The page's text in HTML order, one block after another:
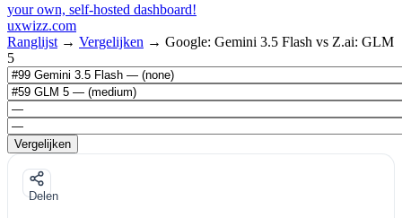
your own, self-hosted dashboard!
uxwizz.com
Ranglijst → Vergelijken → Google: Gemini 3.5 Flash vs Z.ai: GLM
5
Vergelijken
Delen